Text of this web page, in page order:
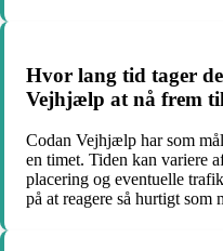
Hvor lang tid tager
Vejhjælp at nå frem
Codan Vejhjælp har som
en timet. Tiden kan variere
placering og eventuelle
på at reagere så hurtigt som